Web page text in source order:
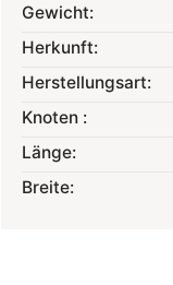
Gewicht:
Herkunft:
Herstellungsart:
Knoten :
Länge:
Breite: